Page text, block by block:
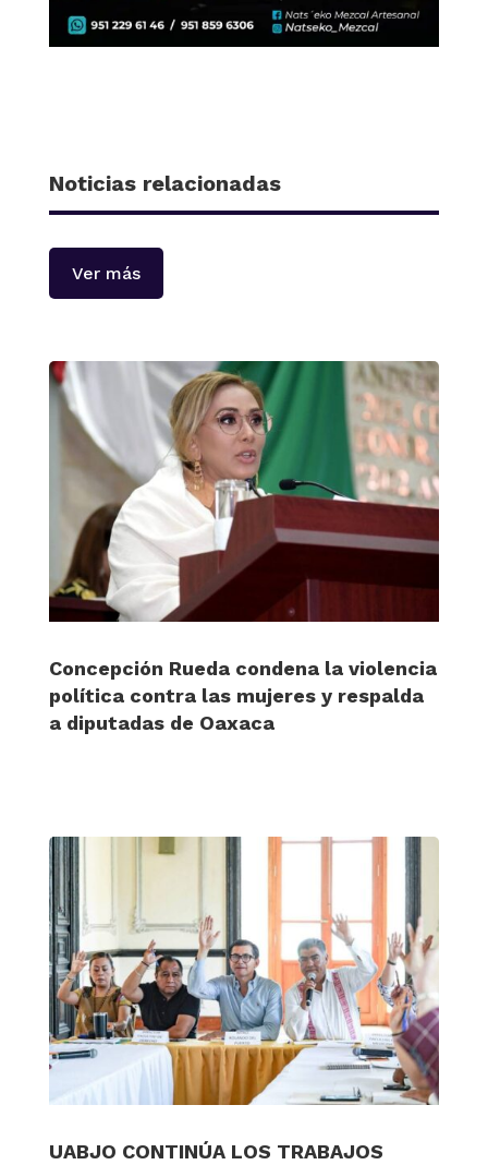
Noticias relacionadas
Ver más
Concepción Rueda condena la violencia
política contra las mujeres y respalda
a diputadas de Oaxaca
UABJO CONTINÚA LOS TRABAJOS